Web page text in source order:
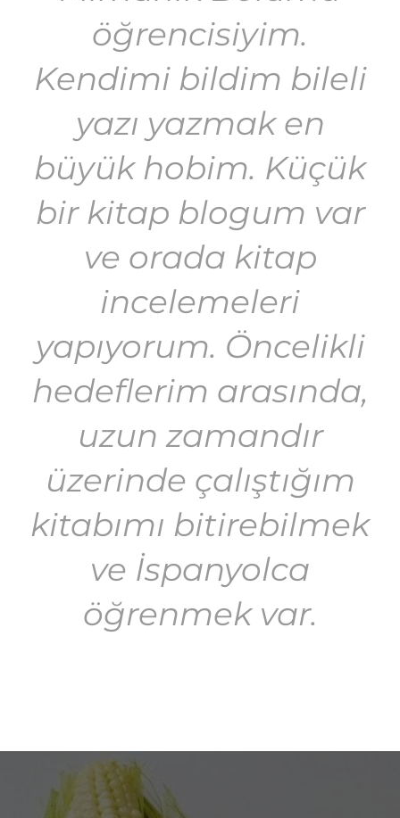
öğrencisiyim.
Kendimi bildim bileli
yazı yazmak en
büyük hobim. Küçük
bir kitap blogum var
ve orada kitap
incelemeleri
yapıyorum. Öncelikli
hedeflerim arasında,
uzun zamandır
üzerinde çalıştığım
kitabımı bitirebilmek
ve İspanyolca
öğrenmek var.